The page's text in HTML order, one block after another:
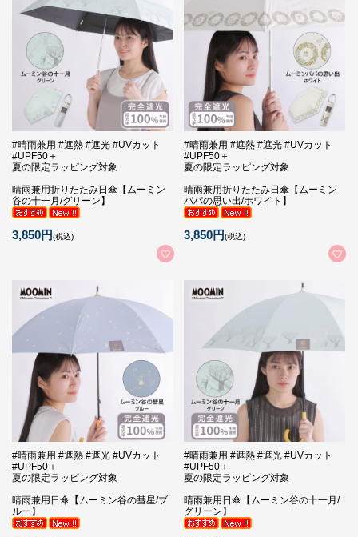
#晴雨兼用 #遮熱 #遮光 #UVカット
#UPF50＋
夏の限定ラッピング対象
晴雨兼用折りたたみ日傘【ムーミン
谷の十一月/グリーン】
3,850円(税込)
#晴雨兼用 #遮熱 #遮光 #UVカット
#UPF50＋
夏の限定ラッピング対象
晴雨兼用折りたたみ日傘【ムーミン
パパの思い出/ホワイト】
3,850円(税込)
#晴雨兼用 #遮熱 #遮光 #UVカット
#UPF50＋
夏の限定ラッピング対象
晴雨兼用日傘【ムーミン谷の彗星/ブ
ルー】
#晴雨兼用 #遮熱 #遮光 #UVカット
#UPF50＋
夏の限定ラッピング対象
晴雨兼用日傘【ムーミン谷の十一月/
グリーン】